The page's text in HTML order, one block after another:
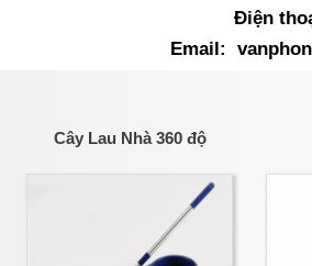
Điện
Email:
Cây Lau Nhà 360 độ